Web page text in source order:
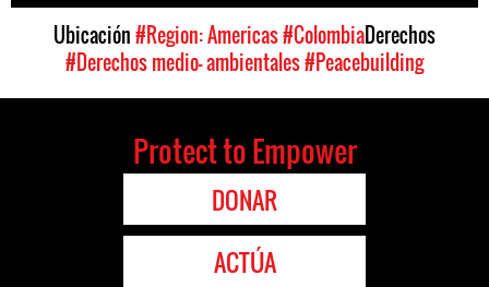
Ubicación#Region: Americas#ColombiaDerechos
#Derechos medio- ambientales#Peacebuilding
Protect to Empower
DONAR
ACTÚA